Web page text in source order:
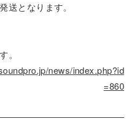
送となります。
。
news/index.php?id
=860